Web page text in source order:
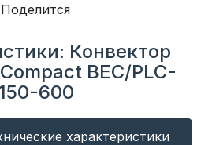
Поделится
Конвектор
BEC/PLC-
600
характеристики